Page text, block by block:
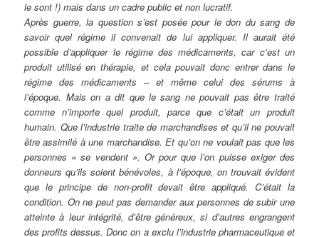
le sont !) mais dans un cadre public et non lucratif.
Après guerre, la question s’est posée pour le don du sang de
savoir quel régime il convenait de lui appliquer. Il aurait été
possible d’appliquer le régime des médicaments, car c’est un
produit utilisé en thérapie, et cela pouvait donc entrer dans le
régime des médicaments – et même celui des sérums à
l’époque. Mais on a dit que le sang ne pouvait pas être traité
comme n’importe quel produit, parce que c’était un produit
humain. Que l’industrie traite de marchandises et qu’il ne pouvait
être assimilé à une marchandise. Et qu’on ne voulait pas que les
personnes « se vendent ». Or pour que l’on puisse exiger des
donneurs qu’ils soient bénévoles, à l’époque, on trouvait évident
que le principe de non-profit devait être appliqué. C’était la
condition. On ne peut pas demander aux personnes de subir une
atteinte à leur intégrité, d’être généreux, si d’autres engrangent
des profits dessus. Donc on a exclu l’industrie pharmaceutique et